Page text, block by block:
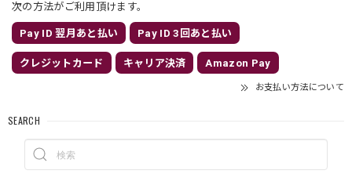
次の方法がご利用頂けます。
Pay ID 翌月あと払い Pay ID 3回あと払い
クレジットカード キャリア決済 Amazon Pay
お支払い方法について
SEARCH